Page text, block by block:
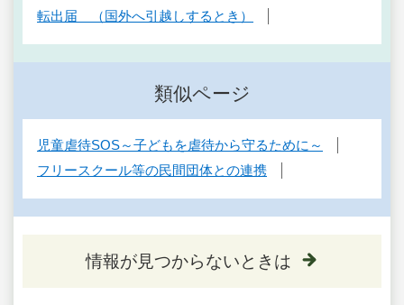
転出届 （国外へ引越しするとき）
類似ページ
児童虐待SOS～子どもを虐待から守るために～
フリースクール等の民間団体との連携
情報が見つからないときは